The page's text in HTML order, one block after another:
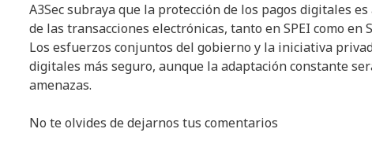
A3Sec subraya que la protección de los pagos digitales
de las transacciones electrónicas, tanto en SPEI como
Los esfuerzos conjuntos del gobierno y la iniciativa
digitales más seguro, aunque la adaptación constante
amenazas.
No te olvides de dejarnos tus comentarios